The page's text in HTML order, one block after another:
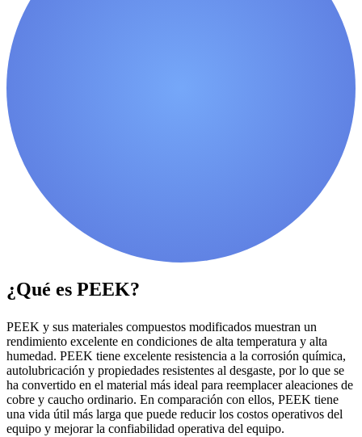
¿Qué es PEEK?
PEEK y sus materiales compuestos modificados muestran un
rendimiento excelente en condiciones de alta temperatura y alta
humedad. PEEK tiene excelente resistencia a la corrosión química,
autolubricación y propiedades resistentes al desgaste, por lo que se
ha convertido en el material más ideal para reemplacer aleaciones de
cobre y caucho ordinario. En comparación con ellos, PEEK tiene
una vida útil más larga que puede reducir los costos operativos del
equipo y mejorar la confiabilidad operativa del equipo.